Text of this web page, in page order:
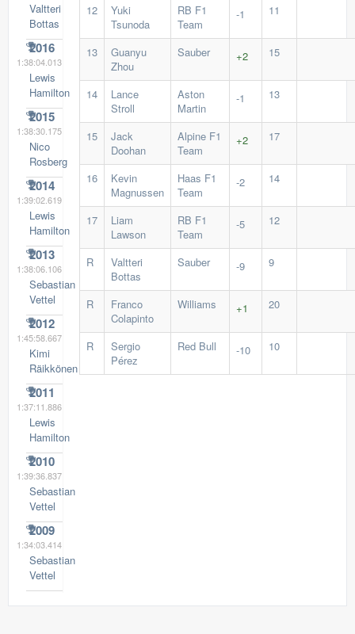
Valtteri
Bottas
2016
1:38:04.013
Lewis
Hamilton
2015
1:38:30.175
Nico
Rosberg
2014
1:39:02.619
Lewis
Hamilton
2013
1:38:06.106
Sebastian
Vettel
2012
1:45:58.667
Kimi
Räikkönen
2011
1:37:11.886
Lewis
Hamilton
2010
1:39:36.837
Sebastian
Vettel
2009
1:34:03.414
Sebastian
Vettel
12
Yuki
Tsunoda
RB F1
Team
-1 11
13
Guanyu
Zhou
Sauber +2 15
14
Lance
Stroll
Aston
Martin
-1 13
15
Jack
Doohan
Alpine F1
Team
+2 17
16
Kevin
Magnussen
Haas F1
Team
-2 14
17
Liam
Lawson
RB F1
Team
-5 12
R
Valtteri
Bottas
Sauber -9 9
R
Franco
Colapinto
Williams +1 20
R
Sergio
Pérez
Red Bull -10 10